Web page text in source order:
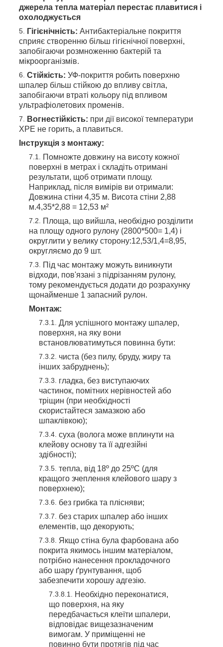
джерела тепла матеріал перестає плавитися і
охолоджується
Гігієнічність: Антибактеріальне покриття
сприяє створенню більш гігієнічної поверхні,
запобігаючи розмноженню бактерій та
мікроорганізмів.
Стійкість: УФ-покриття робить поверхню
шпалер більш стійкою до впливу світла,
запобігаючи втраті кольору під впливом
ультрафіолетових променів.
Вогнестійкість: при дії високої температури
ХРЕ не горить, а плавиться.
Інструкція з монтажу:
Помножте довжину на висоту кожної
поверхні в метрах і складіть отримані
результати, щоб отримати площу.
Наприклад, після вимірів ви отримали:
Довжина стіни 4,35 м. Висота стіни 2,88
м.4,35*2,88 = 12,53 м²
Площа, що вийшла, необхідно розділити
на площу одного рулону (2800*500= 1,4) і
округлити у велику сторону:12,53/1,4=8,95,
округляємо до 9 шт.
Під час монтажу можуть виникнути
відходи, пов'язані з підрізанням рулону,
тому рекомендується додати до розрахунку
щонайменше 1 запасний рулон.
Монтаж:
Для успішного монтажу шпалер,
поверхня, на яку вони
встановлюватимуться повинна бути:
чиста (без пилу, бруду, жиру та
інших забруднень);
гладка, без виступаючих
частинок, помітних нерівностей або
тріщин (при необхідності
скористайтеся замазкою або
шпаклівкою);
суха (волога може вплинути на
клейову основу та її адгезійні
здібності);
тепла, від 18º до 25ºС (для
кращого зчеплення клейового шару з
поверхнею);
без грибка та плісняви;
без старих шпалер або інших
елементів, що декорують;
Якщо стіна була фарбована або
покрита якимось іншим матеріалом,
потрібно нанесення прокладочного
або шару ґрунтування, щоб
забезпечити хорошу адгезію.
Необхідно переконатися,
що поверхня, на яку
передбачається клеїти шпалери,
відповідає вищезазначеним
вимогам. У приміщенні не
повинно бути протягів під час